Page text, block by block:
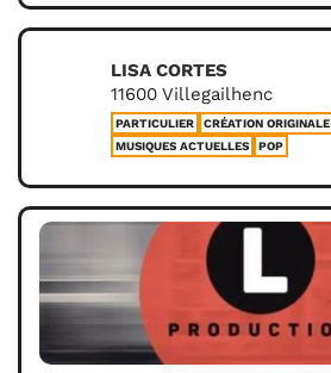
LISA CORTES
11600 Villegailhenc
PARTICULIER CRÉATION ORIGINALE
MUSIQUES ACTUELLES
POP